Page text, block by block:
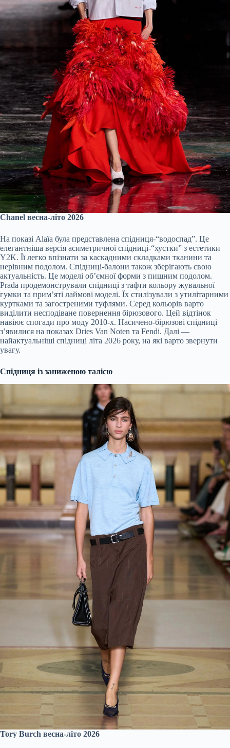
Chanel весна-літо 2026
На показі Alaïa була представлена спідниця-“водоспад”. Це
елегантніша версія асиметричної спідниці-“хустки” з естетики
Y2K. Її легко впізнати за каскадними складками тканини та
нерівним подолом. Спідниці-балони також зберігають свою
актуальність. Це моделі об’ємної форми з пишним подолом.
Prada продемонстрували спідниці з тафти кольору жувальної
гумки та прим’яті лаймові моделі. Їх стилізували з утилітарними
куртками та загостреними туфлями. Серед кольорів варто
виділити несподіване повернення бірюзового. Цей відтінок
навіює спогади про моду 2010-х. Насичено-бірюзові спідниці
з’явилися на показах Dries Van Noten та Fendi. Далі —
найактуальніші спідниці літа 2026 року, на які варто звернути
увагу.
Спідниця із заниженою талією
Tory Burch весна-літо 2026